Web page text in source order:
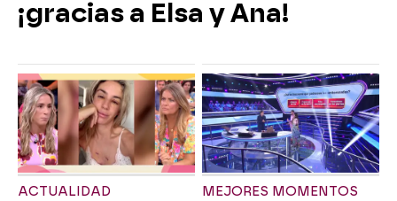
¡gracias a Elsa y Ana!
ACTUALIDAD MEJORES MOMENTOS